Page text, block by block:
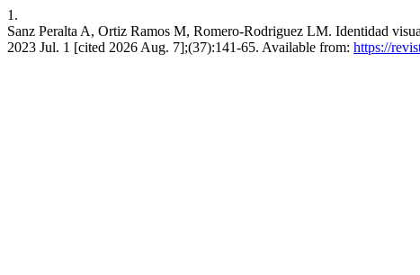
1.
Sanz Peralta A, Ortiz Ramos M, Romero-Rodriguez LM. Identidad
2023 Jul. 1 [cited 2026 Aug. 7];(37):141-65. Available from: https://